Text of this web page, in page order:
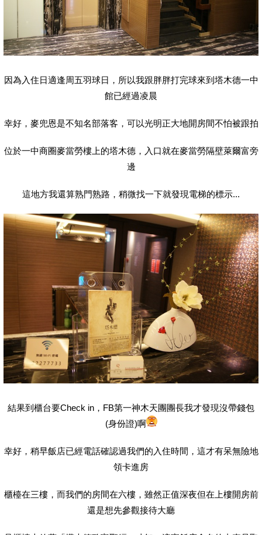
因為入住日適逢周五羽球日，所以我跟胖胖打完球來到塔木德一中
館已經過凌晨
幸好，麥兜恩是不知名部落客，可以光明正大地開房間不怕被跟拍
位於一中商圈麥當勞樓上的塔木德，入口就在麥當勞隔壁萊爾富旁
邊
這地方我還算熟門熟路，稍微找一下就發現電梯的標示...
結果到櫃台要Check in，FB第一神木天團團長我才發現沒帶錢包
(身份證)啊
幸好，稍早飯店已經電話確認過我們的入住時間，這才有呆無險地
領卡進房
櫃檯在三樓，而我們的房間在六樓，雖然正值深夜但在上樓開房前
還是想先參觀接待大廳